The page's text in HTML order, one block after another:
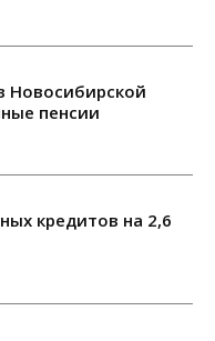
Новосибирской
пенсии
кредитов на 2,6